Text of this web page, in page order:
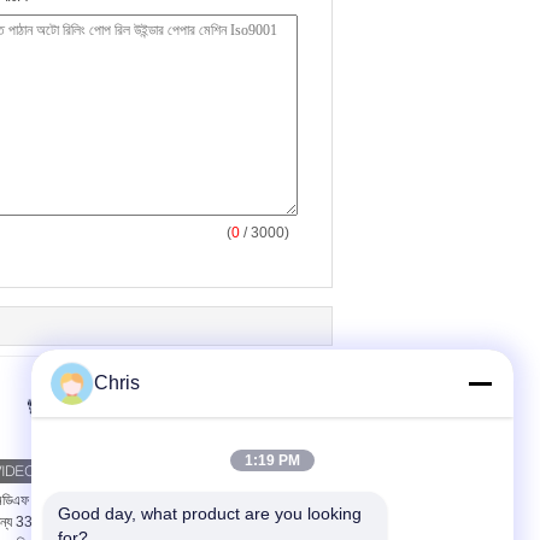
(0 / 3000)
রিফাইনার ডিফিব্রেটরের
33 মিমি-42 মিমি বেধের
উত্পাদনের জন্য 48 ইঞ্চি রিফাইনার
Chris
1:19 PM
Good day, what product are you looking